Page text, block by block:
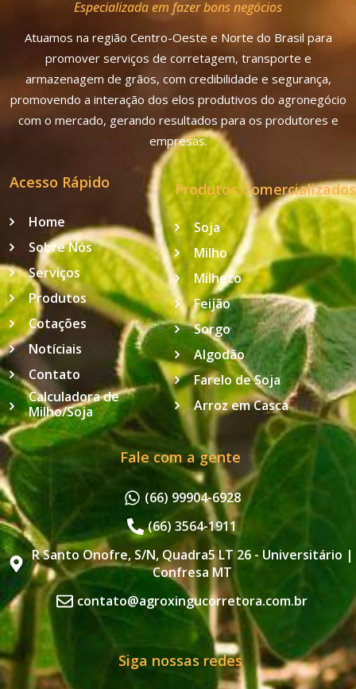
Especializada em fazer bons negócios
Atuamos na região Centro-Oeste e Norte do Brasil para
promover serviços de corretagem, transporte e
armazenagem de grãos, com credibilidade e segurança,
promovendo a interação dos elos produtivos do agronegócio
com o mercado, gerando resultados para os produtores e
empresas.
Acesso Rápido
Home
Sobre Nós
Serviços
Produtos
Cotações
Notíciais
Contato
Calculadora de
Milho/Soja
Produtos Comercializados
Soja
Milho
Milheto
Feijão
Sorgo
Algodão
Farelo de Soja
Arroz em Casca
Fale com a gente
(66) 99904-6928
(66) 3564-1911
R Santo Onofre, S/N, Quadra5 LT 26 - Universitário |
Confresa MT
contato@agroxingucorretora.com.br
Siga nossas redes